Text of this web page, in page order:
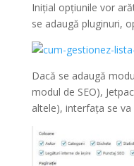
Inițial opțiunile vor
se adaugă pluginuri,
Dacă se adaugă
modul de SEO),
altele), interfața se va